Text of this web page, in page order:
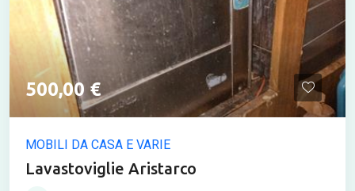
500,00 €
MOBILI DA CASA E VARIE
Lavastoviglie Aristarco